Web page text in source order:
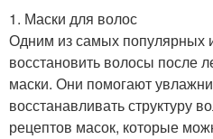
1. Маски для волос
Одним из самых популярных
восстановить волосы после
маски. Они помогают
восстанавливать структуру
рецептов масок, которые